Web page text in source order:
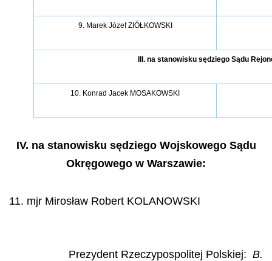
9. Marek Józef ZIÓŁKOWSKI
III. na stanowisku sędziego Sądu
10. Konrad Jacek MOSAKOWSKI
IV. na stanowisku sędziego Wojskowego Sądu
Okręgowego w Warszawie:
11. mjr Mirosław Robert KOLANOWSKI
Prezydent Rzeczypospolitej Polskiej: B.